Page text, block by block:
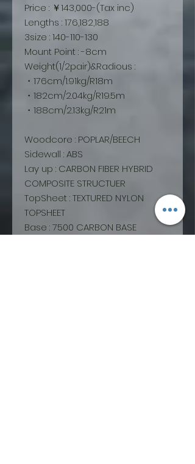
Price : ￥143,000-(Tax inc)
Lengths : 176,182,188
3size : 140-110-130
Mount Point : -8cm
Weight(1/2pair)&Radious :
・176cm/1.91kg/R18m
・182cm/2.04kg/R19.5m
・188cm/2.13kg/R21m
Woodcore : POPLAR/BEECH
Sidewall : ABS
Lay up : CARBON FIBER HYBRID
COMPOSITE STRUCTUER
TopSheet : TEXTURED NYLON
TOPSHEET
Base : 7500 CARBON BASE